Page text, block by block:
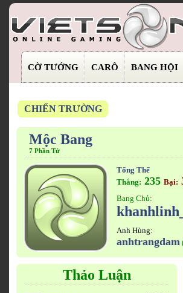
CỜ TƯỚNG CARÔ BANG HỘI
CHIẾN TRƯỜNG
Mộc Bang
7 Phần Tử
Tổng Thể
Thắng: 235 Bại:
Bang Chủ:
Anh Hùng:
anhtrangdam
Thảo Luận